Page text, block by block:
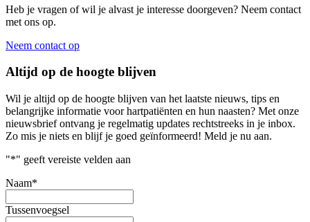
Heb je vragen of wil je alvast je interesse doorgeven? Neem contact
met ons op.
Neem contact op
Altijd op de hoogte blijven
Wil je altijd op de hoogte blijven van het laatste nieuws, tips en
belangrijke informatie voor hartpatiënten en hun naasten? Met onze
nieuwsbrief ontvang je regelmatig updates rechtstreeks in je inbox.
Zo mis je niets en blijf je goed geïnformeerd! Meld je nu aan.
"*" geeft vereiste velden aan
Naam*
Tussenvoegsel